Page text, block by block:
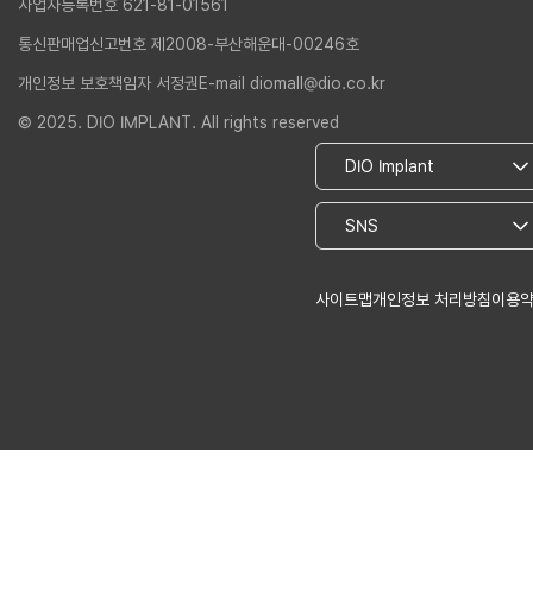
사업자등록번호 621-81-01561
통신판매업신고번호 제2008-부산해운대-00246호
개인정보 보호책임자 서정권 E-mail diomall@dio.co.kr
© 2025. DIO IMPLANT. All rights reserved
사이트맵개인정보 처리방침이용